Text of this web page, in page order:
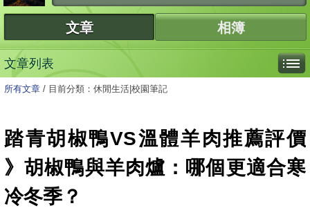
文章 相簿
文章列表
所有文章 / 目前分類：休閒生活|校園筆記
踏青胡椒鴨VS溫體羊肉推薦評價
》胡椒鴨與羊肉爐：哪個更適合寒
冷冬季？